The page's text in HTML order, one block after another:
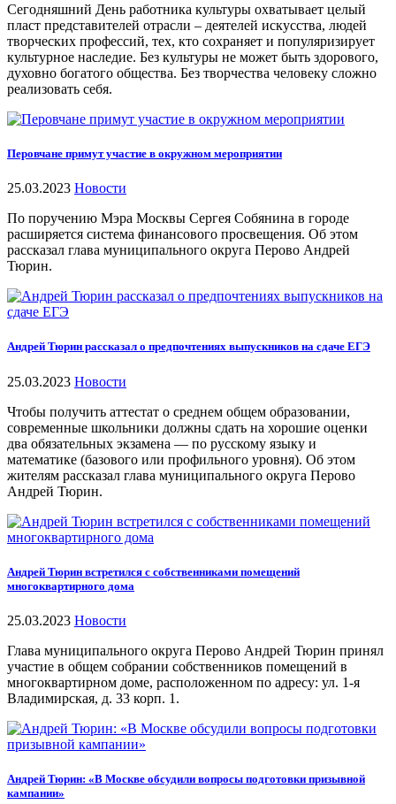
Сегодняшний День работника культуры охватывает целый
пласт представителей отрасли – деятелей искусства, людей
творческих профессий, тех, кто сохраняет и популяризирует
культурное наследие. Без культуры не может быть здорового,
духовно богатого общества. Без творчества человеку сложно
реализовать себя.
Перовчане примут участие в окружном мероприятии
25.03.2023 Новости
По поручению Мэра Москвы Сергея Собянина в городе
расширяется система финансового просвещения. Об этом
рассказал глава муниципального округа Перово Андрей
Тюрин.
Андрей Тюрин рассказал о предпочтениях выпускников на сдаче ЕГЭ
25.03.2023 Новости
Чтобы получить аттестат о среднем общем образовании,
современные школьники должны сдать на хорошие оценки
два обязательных экзамена — по русскому языку и
математике (базового или профильного уровня). Об этом
жителям рассказал глава муниципального округа Перово
Андрей Тюрин.
Андрей Тюрин встретился с собственниками помещений
многоквартирного дома
25.03.2023 Новости
Глава муниципального округа Перово Андрей Тюрин принял
участие в общем собрании собственников помещений в
многоквартирном доме, расположенном по адресу: ул. 1-я
Владимирская, д. 33 корп. 1.
Андрей Тюрин: «В Москве обсудили вопросы подготовки призывной
кампании»